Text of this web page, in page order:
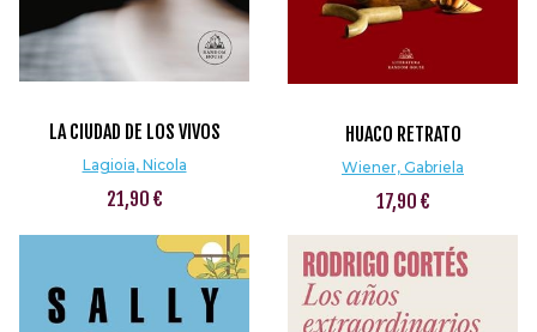
LA CIUDAD DE LOS VIVOS
Lagioia, Nicola
21,90 €
HUACO RETRATO
Wiener, Gabriela
17,90 €